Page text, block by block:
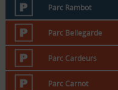
Parc Rambot
Parc Bellegarde
Parc Cardeurs
Parc Carnot